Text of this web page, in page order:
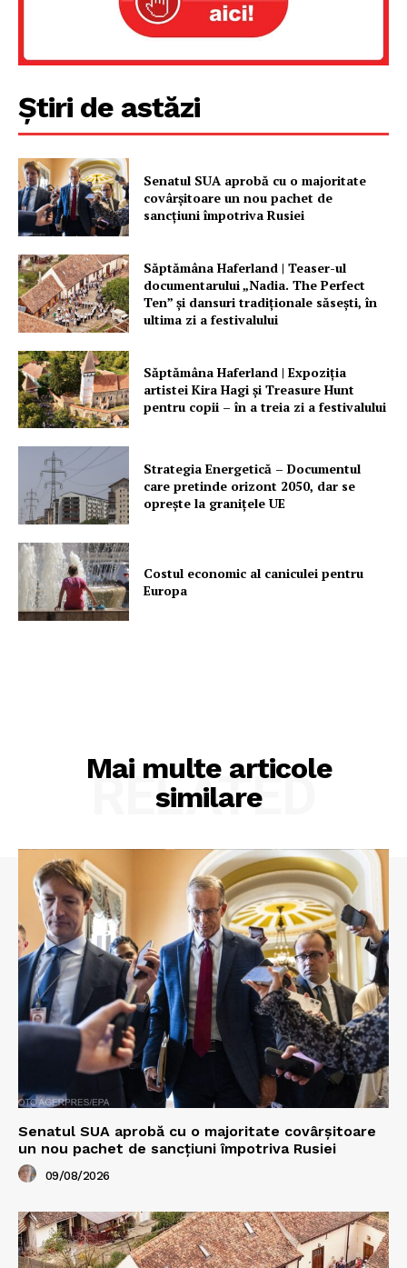
Un proiect
FREEDOM HOUSE ROMÂNIA
PRESShub
Despre noi / Echipa
Proiecte editoriale
Rețea
Contact
Știri de astăzi
Senatul SUA aprobă cu o majoritate
covârșitoare un nou pachet de
sancțiuni împotriva Rusiei
Săptămâna Haferland | Teaser-ul
documentarului „Nadia. The Perfect
Ten” şi dansuri tradiţionale săseşti, în
ultima zi a festivalului
Săptămâna Haferland | Expoziţia
artistei Kira Hagi şi Treasure Hunt
pentru copii – în a treia zi a festivalului
Strategia Energetică – Documentul
care pretinde orizont 2050, dar se
oprește la granițele UE
Costul economic al caniculei pentru
Europa
Mai multe articole
similare
RELATED
Senatul SUA aprobă cu o majoritate covârșitoare
un nou pachet de sancțiuni împotriva Rusiei
09/08/2026